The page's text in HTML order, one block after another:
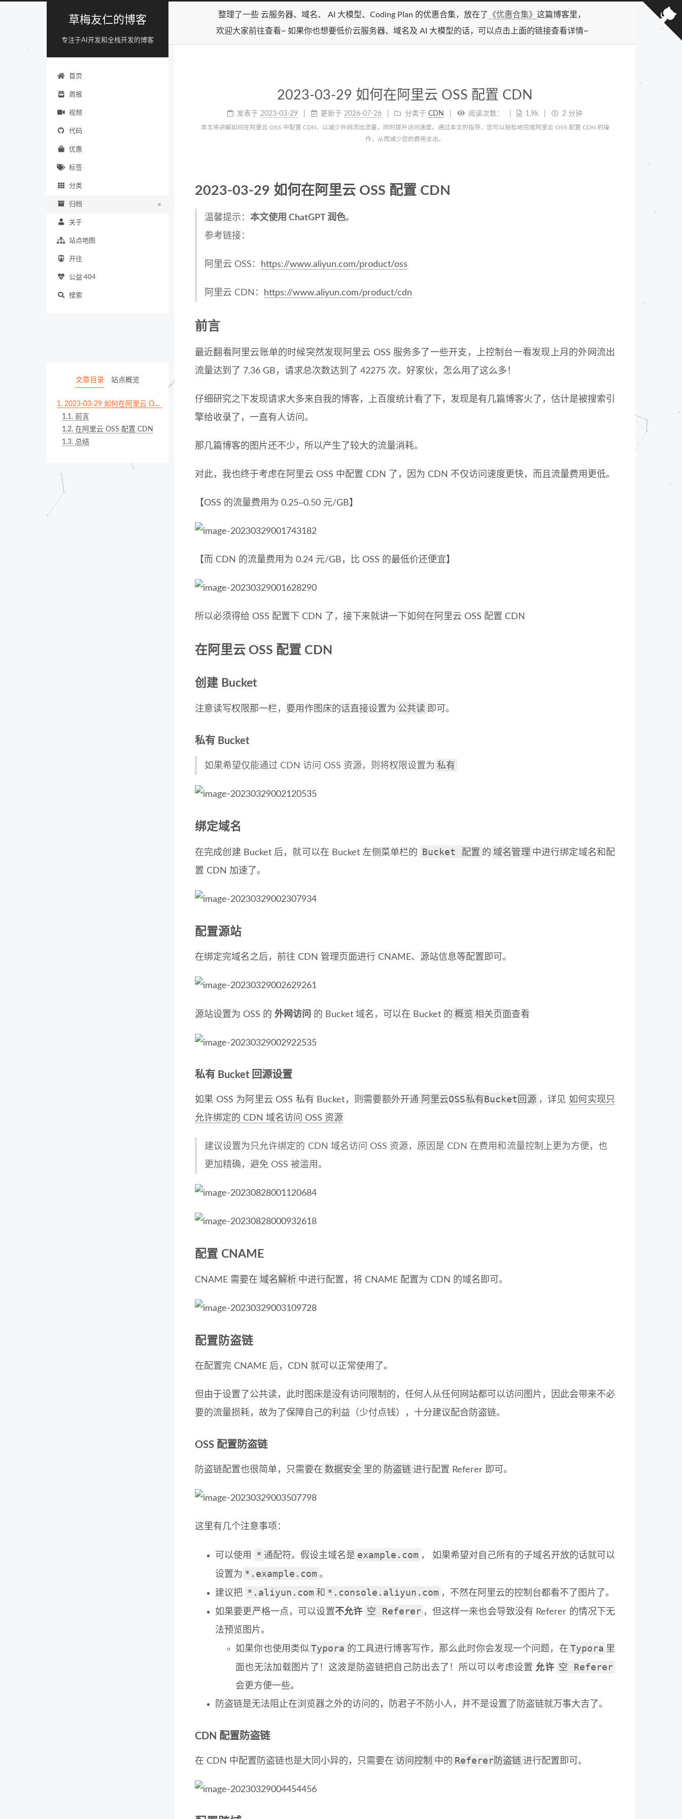
整理了一些 云服务器、域名、 AI 大模型、Coding Plan 的优惠合集，放在了 《优惠合集》 这篇博客里，
欢迎大家前往查看~ 如果你也想要低价云服务器、域名及 AI 大模型的话，可以点击上面的链接查看详情~
草梅友仁的博客
专注于AI开发和全栈开发的博客
首页
周报
视频
代码
优惠
标签
分类
归档
关于
站点地图
开往
公益 404
搜索
2023-03-29 如何在阿里云 OSS 配置 CDN
发表于 2023-03-29 更新于 2026-07-26 分类于 CDN 阅读次数： 1.9k 2 分钟
本文将讲解如何在阿里云 OSS 中配置 CDN，以减少外网流出流量，同时提升访问速度。通过本文的指导，您可以轻松地完成阿里云 OSS 配置 CDN 的操
作，从而减少您的费用支出。
2023-03-29 如何在阿里云 OSS 配置 CDN
温馨提示： 本文使用 ChatGPT 润色。
参考链接：
阿里云 OSS： https://www.aliyun.com/product/oss
阿里云 CDN： https://www.aliyun.com/product/cdn
前言
最近翻看阿里云账单的时候突然发现阿里云 OSS 服务多了一些开支，上控制台一看发现上月的外网流出
流量达到了 7.36 GB，请求总次数达到了 42275 次。好家伙，怎么用了这么多！
仔细研究之下发现请求大多来自我的博客，上百度统计看了下，发现是有几篇博客火了，估计是被搜索引
擎给收录了，一直有人访问。
那几篇博客的图片还不少，所以产生了较大的流量消耗。
对此，我也终于考虑在阿里云 OSS 中配置 CDN 了，因为 CDN 不仅访问速度更快，而且流量费用更低。
【OSS 的流量费用为 0.25~0.50 元/GB】
【而 CDN 的流量费用为 0.24 元/GB，比 OSS 的最低价还便宜】
所以必须得给 OSS 配置下 CDN 了，接下来就讲一下如何在阿里云 OSS 配置 CDN
在阿里云 OSS 配置 CDN
创建 Bucket
注意读写权限那一栏，要用作图床的话直接设置为 公共读 即可。
私有 Bucket
如果希望仅能通过 CDN 访问 OSS 资源，则将权限设置为 私有
绑定域名
在完成创建 Bucket 后，就可以在 Bucket 左侧菜单栏的 Bucket 配置 的 域名管理 中进行绑定域名和配
置 CDN 加速了。
配置源站
在绑定完域名之后，前往 CDN 管理页面进行 CNAME、源站信息等配置即可。
源站设置为 OSS 的 外网访问 的 Bucket 域名，可以在 Bucket 的 概览 相关页面查看
私有 Bucket 回源设置
如果 OSS 为阿里云 OSS 私有 Bucket，则需要额外开通 阿里云OSS私有Bucket回源 ，详见 如何实现只
允许绑定的 CDN 域名访问 OSS 资源
建议设置为只允许绑定的 CDN 域名访问 OSS 资源，原因是 CDN 在费用和流量控制上更为方便，也
更加精确，避免 OSS 被滥用。
配置 CNAME
CNAME 需要在 域名解析 中进行配置，将 CNAME 配置为 CDN 的域名即可。
配置防盗链
在配置完 CNAME 后，CDN 就可以正常使用了。
但由于设置了公共读，此时图床是没有访问限制的，任何人从任何网站都可以访问图片，因此会带来不必
要的流量损耗，故为了保障自己的利益（少付点钱），十分建议配合防盗链。
OSS 配置防盗链
防盗链配置也很简单，只需要在 数据安全 里的 防盗链 进行配置 Referer 即可。
这里有几个注意事项：
可以使用 * 通配符。假设主域名是 example.com ， 如果希望对自己所有的子域名开放的话就可以
设置为 *.example.com 。
建议把 *.aliyun.com 和 *.console.aliyun.com ，不然在阿里云的控制台都看不了图片了。
如果要更严格一点，可以设置不允许 空 Referer ，但这样一来也会导致没有 Referer 的情况下无
法预览图片。
如果你也使用类似 Typora 的工具进行博客写作，那么此时你会发现一个问题，在 Typora 里
面也无法加载图片了！这波是防盗链把自己防出去了！所以可以考虑设置 允许 空 Referer
会更方便一些。
防盗链是无法阻止在浏览器之外的访问的，防君子不防小人，并不是设置了防盗链就万事大吉了。
CDN 配置防盗链
在 CDN 中配置防盗链也是大同小异的，只需要在 访问控制 中的 Referer防盗链 进行配置即可。
文章目录 站点概览
1. 2023-03-29 如何在阿里云 OSS 配置 CDN
1.1. 前言
1.2. 在阿里云 OSS 配置 CDN
1.3. 总结